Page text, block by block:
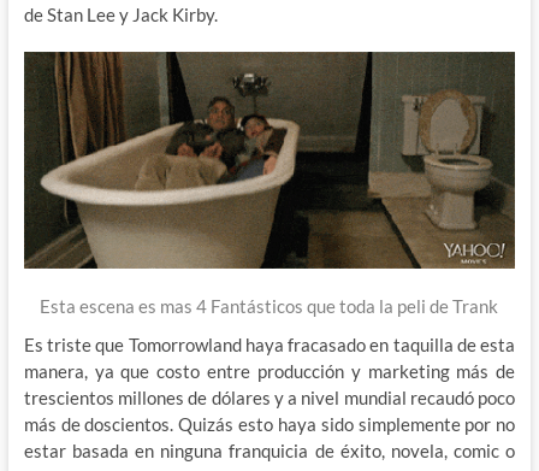
de Stan Lee y Jack Kirby.
Esta escena es mas 4 Fantásticos que toda la peli de Trank
Es triste que Tomorrowland haya fracasado en taquilla de esta
manera, ya que costo entre producción y marketing más de
trescientos millones de dólares y a nivel mundial recaudó poco
más de doscientos. Quizás esto haya sido simplemente por no
estar basada en ninguna franquicia de éxito, novela, comic o